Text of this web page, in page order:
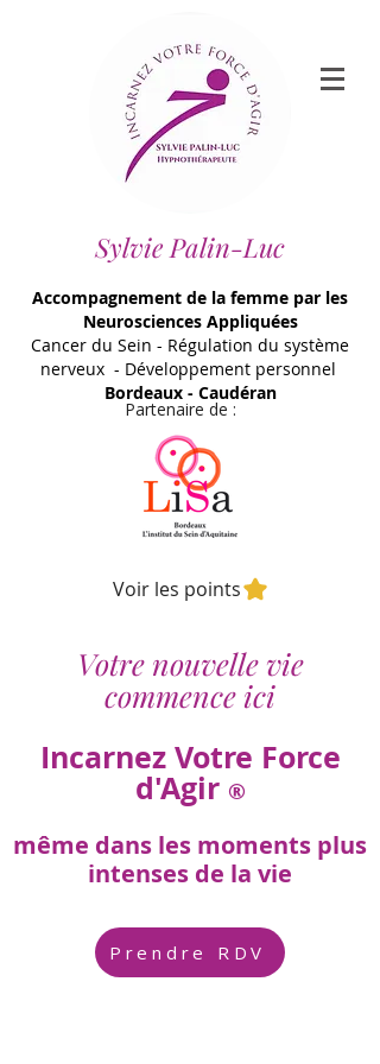
Sylvie Palin-Luc
Accompagnement de la femme par les
Neurosciences Appliquées
Cancer du Sein - Régulation du système
nerveux - Développement personnel
Bordeaux - Caudéran
Partenaire de :
Voir les points
Votre nouvelle vie
commence ici
Incarnez Votre Force
d'Agir ®
même dans les moments plus
intenses de la vie
Prendre RDV